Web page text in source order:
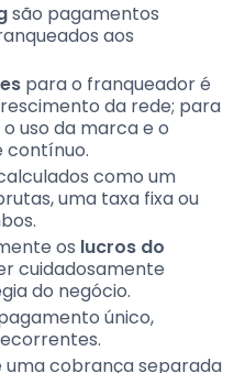
são pagamentos
aos
para o franqueador é
da rede; para
uso da marca e o
contínuo.
como um
uma taxa fixa ou
os lucros do
cuidadosamente
do negócio.
único,
uma cobrança separada